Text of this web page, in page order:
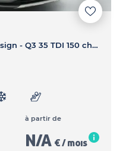
35 TDI 150 ch S tronic 7 Design - Q3 35 TDI 150 ch S tronic 7 Design
à partir de
N/A € / mois